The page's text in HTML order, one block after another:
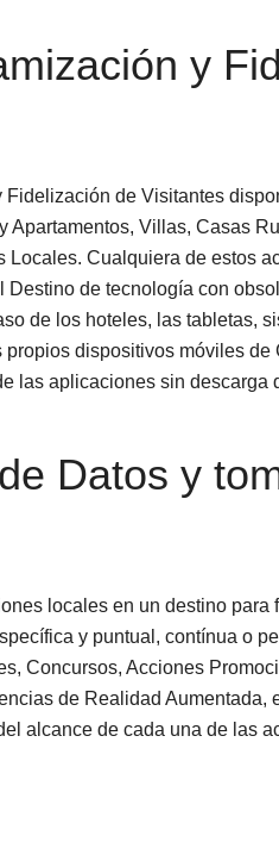
y
de Visitantes
Apartamentos, Villas, Casas
Cualquiera de estos
de tecnología con
de los hoteles, las tabletas,
dispositivos móviles
las aplicaciones sin descarga
Datos y
locales en un destino
y puntual, contínua o
Concursos, Acciones
de Realidad Aumentada,
alcance de cada una de las